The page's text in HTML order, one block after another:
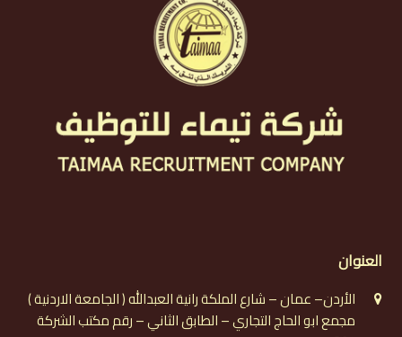
العنوان
الأردن– عمان – شارع الملكة رانية العبدالله ( الجامعة الاردنية )
مجمع ابو الحاج التجاري – الطابق الثاني – رقم مكتب الشركة